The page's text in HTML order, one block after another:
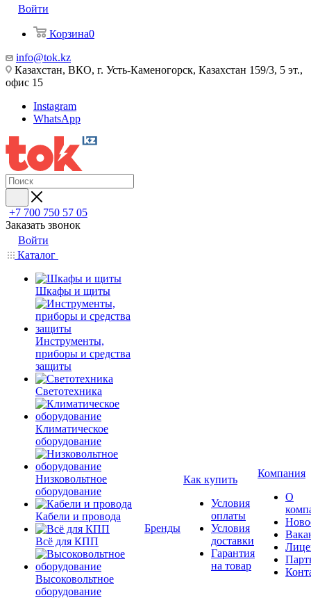
Войти
Корзина0
info@tok.kz
Казахстан, ВКО, г. Усть-Каменогорск, Казахстан 159/3, 5 эт.,
офис 15
Instagram
WhatsApp
+7 700 750 57 05
Заказать звонок
Войти
Каталог
Шкафы и щиты
Инструменты,
приборы и средства
защиты
Светотехника
Климатическое
оборудование
Низковольтное
оборудование
Кабели и провода
Всё для КПП
Высоковольтное
оборудование
Бренды
Как купить
Условия
оплаты
Условия
доставки
Гарантия
на товар
Компания
О